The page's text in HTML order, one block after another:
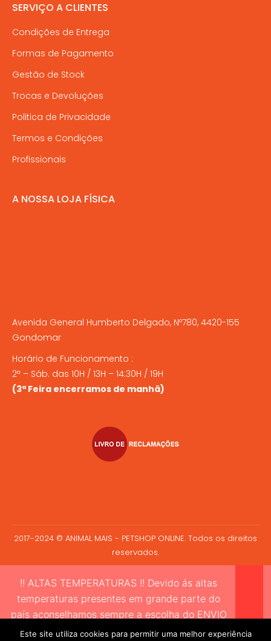
SERVIÇO A CLIENTES
Condições de Entrega
Formas de Pagamento
Gestão de Stock
Trocas e Devoluções
Politica de Privacidade
Termos e Condições
Profissionais
A NOSSA LOJA FÍSICA
Avenida General Humberto Delgado, Nº780, 4420-155
Gondomar
Horário de Funcionamento :
2ª – Sáb. das 10H / 13H – 14:30H / 19H
(3ª Feira encerramos de manhã)
2017-2024 © ANIMAL MAIS - PETSHOP ONLINE. Todos os direitos
reservados.
!! ALTAS TEMPERATURAS !! Devido ás altas
temperaturas presentes em grande parte do
país aconselhamos sempre a escolha do ENVIO
EXPRESSO sempre que compre alimento vivo a
Este site utiliza cookies para permitir uma melhor experiência